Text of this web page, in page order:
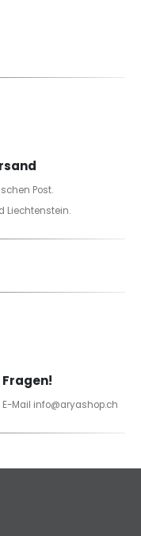
Post.
Liechtenstein.
Mail info@aryashop.ch